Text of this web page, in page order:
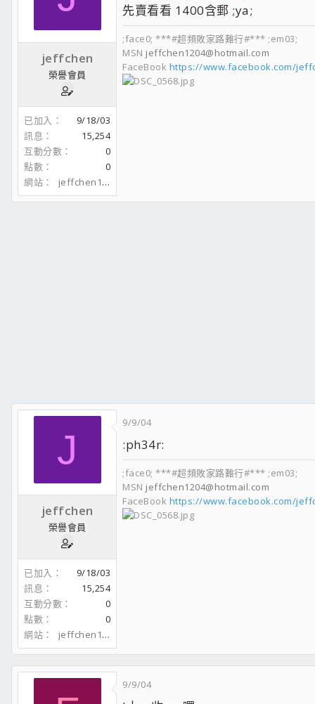
jeffchen
榮譽會員
已加入
9/18/03
訊息
15,254
互動分數
0
點數
0
網站
jeffchen1204.spaces.live.com
先賣看看 1400含郵 ;ya;
;face0; ***#超頻敗家路難行#*** ;em03;
MSN jeffchen1204@hotmail.com
FaceBook https://www.facebook.com/
J
jeffchen
榮譽會員
已加入
9/18/03
訊息
15,254
互動分數
0
點數
0
網站
jeffchen1204.spaces.live.com
9/9/04
:ph34r:
;face0; ***#超頻敗家路難行#*** ;em03;
MSN jeffchen1204@hotmail.com
FaceBook https://www.facebook.com/
9/9/04